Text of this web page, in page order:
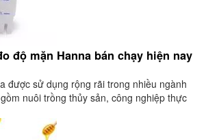
độ mặn Hanna bán chạy hiện nay
được sử dụng rộng rãi trong nhiều ngành
nuôi trồng thủy sản, công nghiệp thực